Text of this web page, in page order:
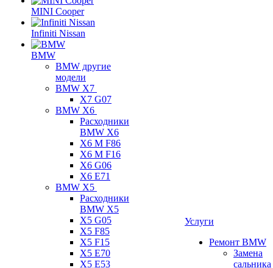
MINI Cooper
Infiniti Nissan
BMW
BMW другие
модели
BMW X7
X7 G07
BMW X6
Расходники
BMW X6
X6 M F86
X6 M F16
X6 G06
X6 E71
BMW X5
Расходники
BMW X5
X5 G05
X5 F85
X5 F15
X5 E70
X5 E53
Услуги
Ремонт BMW
Замена
сальника